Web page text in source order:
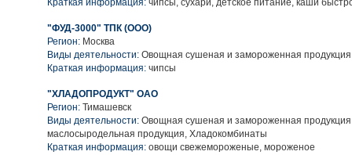
Краткая информация: чипсы, сухари, детское питание, каши
"ФУД-3000" ТПК (ООО)
Регион: Москва
Виды деятельности: Овощная сушеная и замороженная продукция
Краткая информация: чипсы
"ХЛАДОПРОДУКТ" ОАО
Регион: Тимашевск
Виды деятельности: Овощная сушеная и замороженная
маслосыродельная продукция, Хладокомбинаты
Краткая информация: овощи свежемороженые, мороженое